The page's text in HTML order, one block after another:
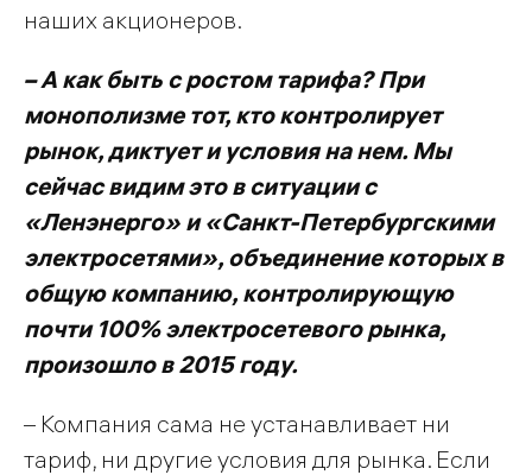
наших акционеров.
– А как быть с ростом тарифа? При
монополизме тот, кто контролирует
рынок, диктует и условия на нем. Мы
сейчас видим это в ситуации с
«Ленэнерго» и «Санкт-Петербургскими
электросетями», объединение которых в
общую компанию, контролирующую
почти 100% электросетевого рынка,
произошло в 2015 году.
– Компания сама не устанавливает ни
тариф, ни другие условия для рынка. Если